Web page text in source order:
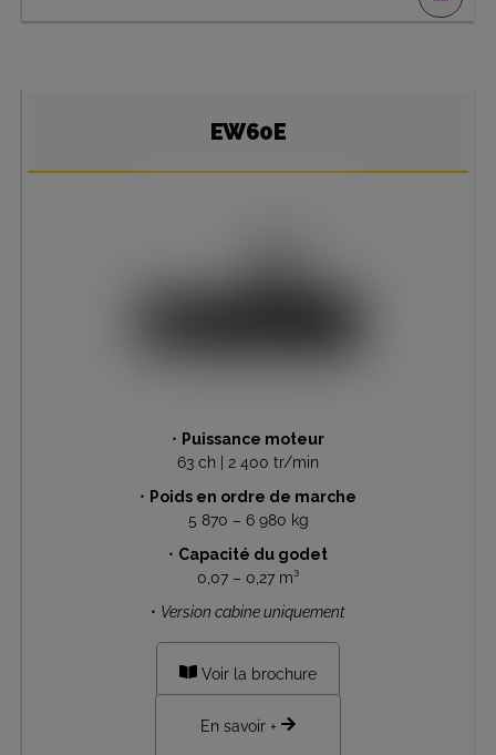
EW60E
• Puissance moteur
63 ch | 2 400 tr/min
• Poids en ordre de marche
5 870 – 6 980 kg
• Capacité du godet
0,07 – 0,27 m³
• Version cabine uniquement
Voir la brochure
En savoir +